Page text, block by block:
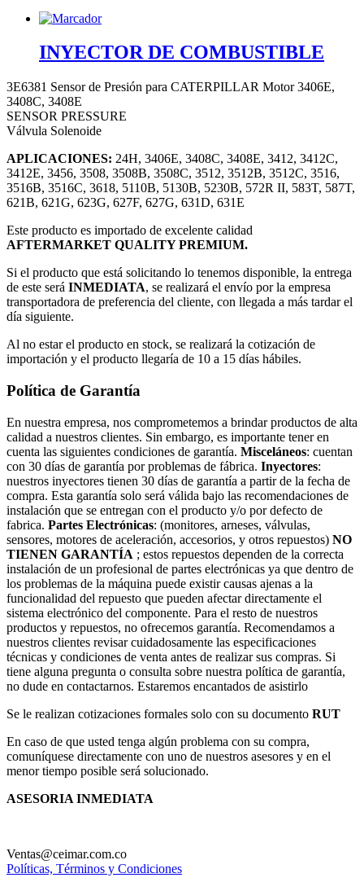
INYECTOR DE COMBUSTIBLE
3E6381 Sensor de Presión para CATERPILLAR Motor 3406E,
3408C, 3408E
SENSOR PRESSURE
Válvula Solenoide
APLICACIONES: 24H, 3406E, 3408C, 3408E, 3412, 3412C,
3412E, 3456, 3508, 3508B, 3508C, 3512, 3512B, 3512C, 3516,
3516B, 3516C, 3618, 5110B, 5130B, 5230B, 572R II, 583T, 587T,
621B, 621G, 623G, 627F, 627G, 631D, 631E
Este producto es importado de excelente calidad
AFTERMARKET QUALITY PREMIUM.
Si el producto que está solicitando lo tenemos disponible, la entrega
de este será INMEDIATA, se realizará el envío por la empresa
transportadora de preferencia del cliente, con llegada a más tardar el
día siguiente.
Al no estar el producto en stock, se realizará la cotización de
importación y el producto llegaría de 10 a 15 días hábiles.
Política de Garantía
En nuestra empresa, nos comprometemos a brindar productos de alta
calidad a nuestros clientes. Sin embargo, es importante tener en
cuenta las siguientes condiciones de garantía. Misceláneos: cuentan
con 30 días de garantía por problemas de fábrica. Inyectores:
nuestros inyectores tienen 30 días de garantía a partir de la fecha de
compra. Esta garantía solo será válida bajo las recomendaciones de
instalación que se entregan con el producto y/o por defecto de
fabrica. Partes Electrónicas: (monitores, arneses, válvulas,
sensores, motores de aceleración, accesorios, y otros repuestos) NO
TIENEN GARANTÍA ; estos repuestos dependen de la correcta
instalación de un profesional de partes electrónicas ya que dentro de
los problemas de la máquina puede existir causas ajenas a la
funcionalidad del repuesto que pueden afectar directamente el
sistema electrónico del componente. Para el resto de nuestros
productos y repuestos, no ofrecemos garantía. Recomendamos a
nuestros clientes revisar cuidadosamente las especificaciones
técnicas y condiciones de venta antes de realizar sus compras. Si
tiene alguna pregunta o consulta sobre nuestra política de garantía,
no dude en contactarnos. Estaremos encantados de asistirlo
Se le realizan cotizaciones formales solo con su documento RUT
En caso de que usted tenga algún problema con su compra,
comuníquese directamente con uno de nuestros asesores y en el
menor tiempo posible será solucionado.
ASESORIA INMEDIATA
Ventas@ceimar.com.co
Políticas, Términos y Condiciones